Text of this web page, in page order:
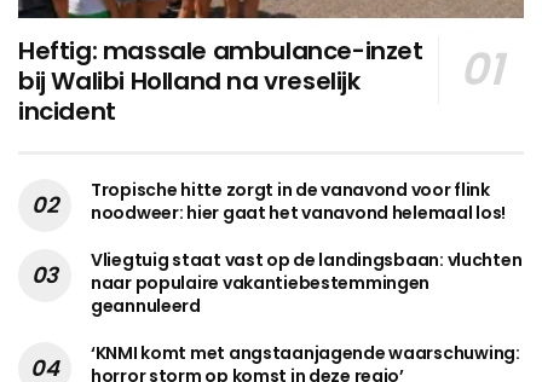
Heftig: massale ambulance-inzet
bij Walibi Holland na vreselijk
incident
Tropische hitte zorgt in de vanavond voor flink
noodweer: hier gaat het vanavond helemaal los!
Vliegtuig staat vast op de landingsbaan: vluchten
naar populaire vakantiebestemmingen
geannuleerd
‘KNMI komt met angstaanjagende waarschuwing:
horror storm op komst in deze regio’